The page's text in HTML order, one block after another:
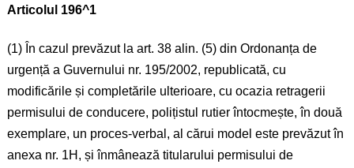
Articolul 196^1
(1) În cazul prevăzut la art. 38 alin. (5) din Ordonanța de
urgență a Guvernului nr. 195/2002, republicată, cu
modificările și completările ulterioare, cu ocazia retragerii
permisului de conducere, polițistul rutier întocmește, în două
exemplare, un proces-verbal, al cărui model este prevăzut în
anexa nr. 1H, și înmânează titularului permisului de